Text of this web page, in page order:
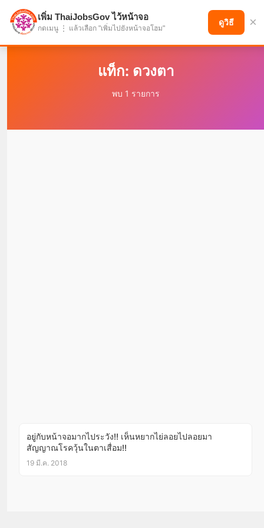
แบ่งปันโอกาส เพื่ออนาคตที่ก้าวหน้า
แท็ก: ดวงตา
พบ 1 รายการ
อยู่กับหน้าจอมากไประวัง!! เห็นหยากไย่ลอยไปลอยมา
สัญญาณโรควุ้นในตาเสื่อม!!
19 มี.ค. 2018
เพิ่ม ThaiJobsGov ไว้หน้าจอ
กดเมนู ⋮ แล้วเลือก "เพิ่มไปยังหน้าจอโฮม"
ดูวิธี ×